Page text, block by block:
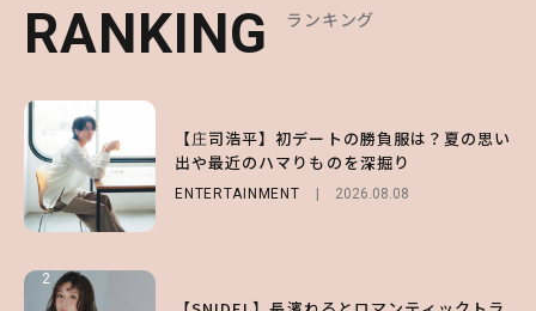
RANKING ランキング
【庄司浩平】初デートの勝負服は？夏の思い
出や最近のハマりものを深掘り
ENTERTAINMENT 2026.08.08
2
RANKING ランキング
【大原優乃】夏メイクはプレイフルに！ドキ
ッとしちゃう色っぽ“うるみ目”のつくり方
BEAUTY 2026.08.01
2
【森香澄】理想のスタイルはどう作る？体型
RANKING ランキング
【SNIDEL】長濱ねるとロマンティックトラ
ッドな秋はじめ｜2026秋の新作コーデ4選
FASHION Sponsored 2026.07.10
2
【付録】総柄ハローキティが可愛すぎ♡ 紀